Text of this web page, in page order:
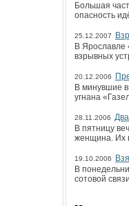
Большая
опасность
25.12.2007
В Ярославле
взрывных
20.12.2006
В минувшие
угнана
28.11.2006
В пятницу
женщина. Их
19.10.2006
В
сотовой